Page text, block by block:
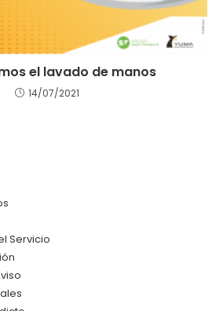
el lavado de manos
14/07/2021
Servicio